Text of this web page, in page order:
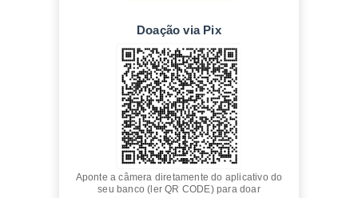
Doação via Pix
Aponte a câmera diretamente do aplicativo do
seu banco (ler QR CODE) para doar